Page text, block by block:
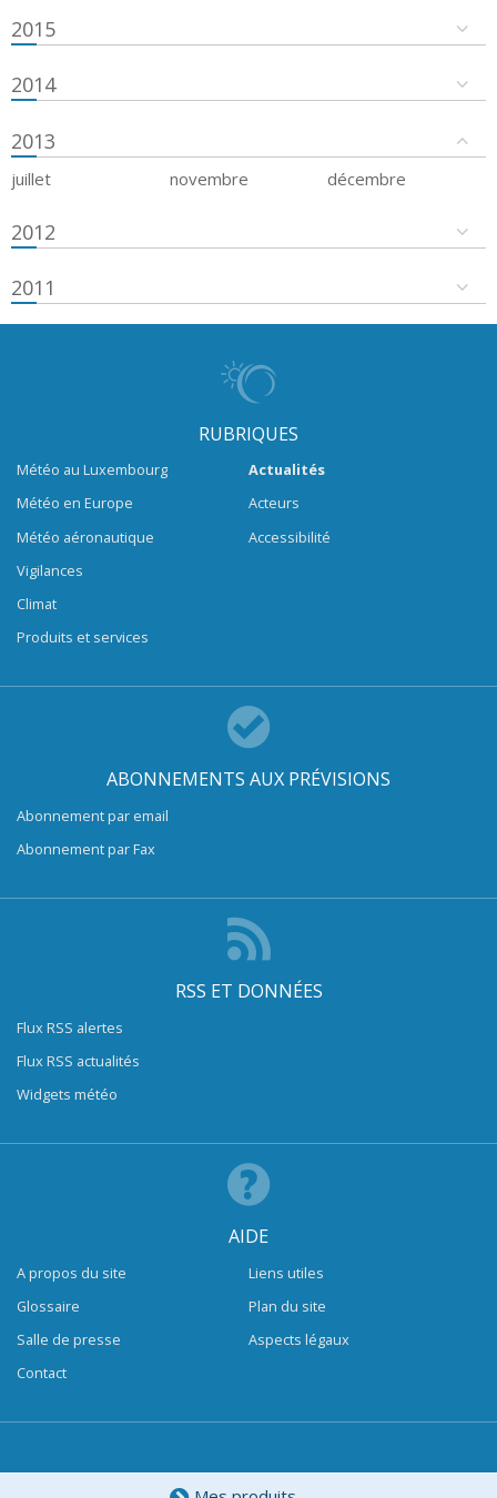
2015
2014
2013
juillet novembre décembre
2012
2011
RUBRIQUES
Météo au Luxembourg
Météo en Europe
Météo aéronautique
Vigilances
Climat
Produits et services
Actualités
Acteurs
Accessibilité
ABONNEMENTS AUX PRÉVISIONS
Abonnement par email
Abonnement par Fax
RSS ET DONNÉES
Flux RSS alertes
Flux RSS actualités
Widgets météo
AIDE
A propos du site
Glossaire
Salle de presse
Contact
Liens utiles
Plan du site
Aspects légaux